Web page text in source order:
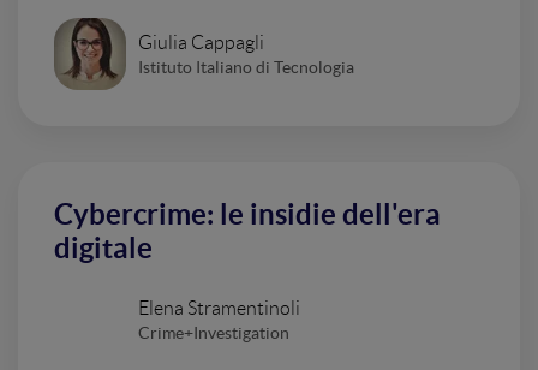
Giulia Cappagli
Istituto Italiano di Tecnologia
Cybercrime: le insidie dell'era
digitale
Elena Stramentinoli
Crime+Investigation